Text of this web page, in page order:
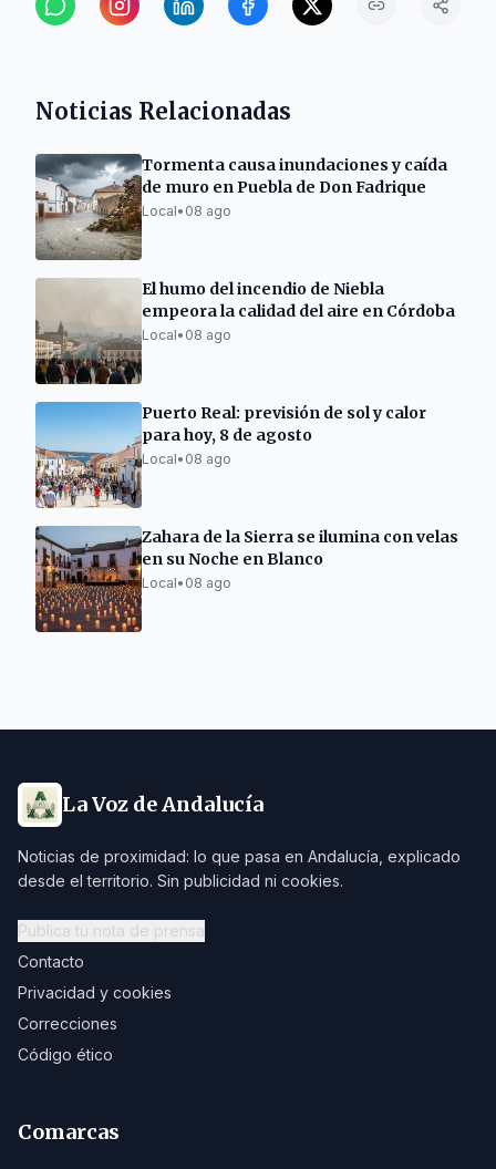
Noticias Relacionadas
Tormenta causa inundaciones y caída
de muro en Puebla de Don Fadrique
Local• 08 ago
El humo del incendio de Niebla
empeora la calidad del aire en Córdoba
Local• 08 ago
Puerto Real: previsión de sol y calor
para hoy, 8 de agosto
Local• 08 ago
Zahara de la Sierra se ilumina con velas
en su Noche en Blanco
Local• 08 ago
La Voz de Andalucía
Noticias de proximidad: lo que pasa en Andalucía, explicado
desde el territorio. Sin publicidad ni cookies.
Publica tu nota de prensa
Contacto
Privacidad y cookies
Correcciones
Código ético
Comarcas